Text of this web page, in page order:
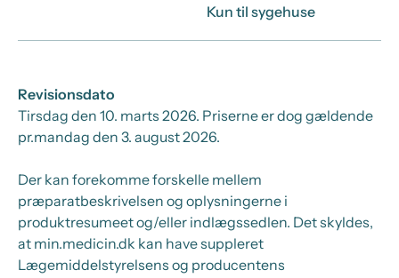
Kun til sygehuse
Revisionsdato
Tirsdag den 10. marts 2026. Priserne er dog gældende
pr.mandag den 3. august 2026.
Der kan forekomme forskelle mellem
præparatbeskrivelsen og oplysningerne i
produktresumeet og/eller indlægssedlen. Det skyldes,
at min.medicin.dk kan have suppleret
Lægemiddelstyrelsens og producentens